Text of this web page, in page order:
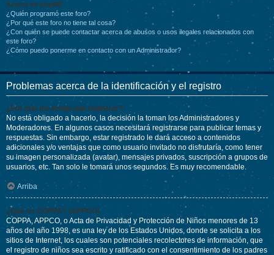
Acerca de phpBB
¿Quién programó este foro?
¿Por qué este foro no tiene tal cosa?
¿Con quién se puede contactar acerca de abusos o usos ilegales relacionados con
este foro?
¿Cómo puedo ponerme en contacto con un Administrador?
Problemas acerca de la identificación y el registro
¿Por qué me tengo que registrar?
No está obligado a hacerlo, la decisión la toman los Administradores y
Moderadores. En algunos casos necesitará registrarse para publicar temas y
respuestas. Sin embargo, estar registrado le dará acceso a contenidos
adicionales y/o ventajas que como usuario invitado no disfrutaría, como tener
su imagen personalizada (avatar), mensajes privados, suscripción a grupos de
usuarios, etc. Tan solo le tomará unos segundos. Es muy recomendable.
Arriba
¿Qué es COPPA? (APPCO)
COPPA, APPCO, o Acta de Privacidad y Protección de Niños menores de 13
años del año 1998, es una ley de los Estados Unidos, donde se solicita a los
sitios de Internet, los cuales son potenciales recolectores de información, que
el registro de niños sea escrito y ratificado con el consentimiento de los padres